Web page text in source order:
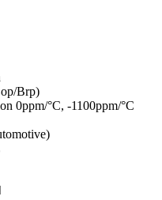
Brp)
0ppm/°C, -1100ppm/°C